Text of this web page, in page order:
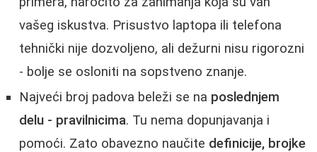
vašeg iskustva. Prisustvo laptopa ili telefona
tehnički nije dozvoljeno, ali dežurni nisu rigorozni
- bolje se osloniti na sopstveno znanje.
Najveći broj padova beleži se na poslednjem
delu - pravilnicima. Tu nema dopunjavanja i
pomoći. Zato obavezno naučite definicije, brojke